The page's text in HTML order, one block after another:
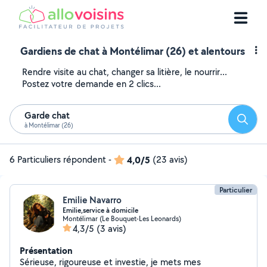
Gardiens de chat à Montélimar (26) et alentours
Rendre visite au chat, changer sa litière, le nourrir...
Postez votre demande en 2 clics...
Garde chat
à Montélimar (26)
6 Particuliers répondent- 4,0/5 (23 avis)
Particulier
Emilie Navarro
Emilie,service à domicile
Montélimar (Le Bouquet-Les Leonards)
4,3/5 (3 avis)
Présentation
Sérieuse, rigoureuse et investie, je mets mes